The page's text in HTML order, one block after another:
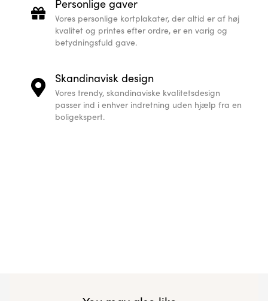
Personlige gaver
Vores personlige kortplakater, der altid er af høj
kvalitet og printes efter ordre, er en varig og
betydningsfuld gave.
Skandinavisk design
Vores trendy, skandinaviske kvalitetsdesign
passer ind i enhver indretning uden hjælp fra en
boligekspert.